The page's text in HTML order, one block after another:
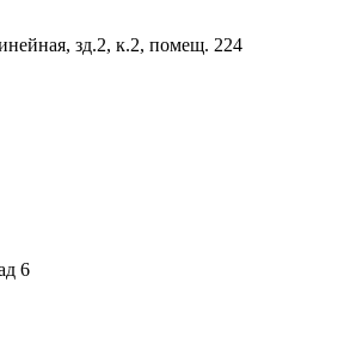
зд.2, к.2, помещ. 224
6